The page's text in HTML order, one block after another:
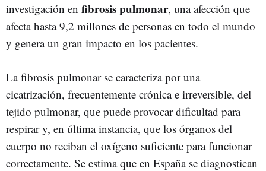
investigación en fibrosis pulmonar, una afección que
afecta hasta 9,2 millones de personas en todo el mundo
y genera un gran impacto en los pacientes.
La fibrosis pulmonar se caracteriza por una
cicatrización, frecuentemente crónica e irreversible, del
tejido pulmonar, que puede provocar dificultad para
respirar y, en última instancia, que los órganos del
cuerpo no reciban el oxígeno suficiente para funcionar
correctamente. Se estima que en España se diagnostican